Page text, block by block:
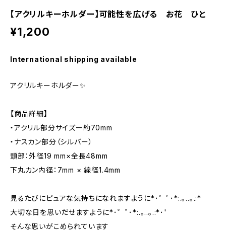
【アクリルキーホルダー】可能性を広げる お花 ひと
¥1,200
International shipping available
アクリルキーホルダー✨️
【商品詳細】
・アクリル部分サイズー約70mm
・ナスカン部分（シルバー）
頭部：外径19 mm×全長48mm
下丸カン内径：7mm × 線径1.4mm
見るたびにピュアな気持ちになれますように*･゜ﾟ･*:.｡..｡.:*
大切な日を思いだせますように*･゜ﾟ･*:.｡..｡.:*･'
そんな思いがこめられています